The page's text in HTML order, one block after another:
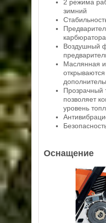
2 режима
зимний
карбюратора.
Воздушный
Маслянная
Прозрачный
позволяет
уровень
Оснащение